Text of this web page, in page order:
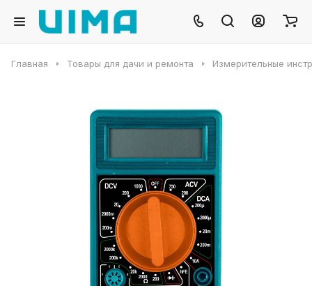
Главная Товары для дачи и ремонта Измерительные